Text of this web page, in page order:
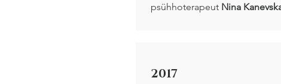
psühhoterapeut Nina
2017